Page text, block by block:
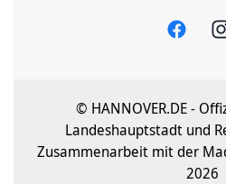
© HANNOVER.DE -
Landeshauptstadt und
Zusammenarbeit mit der
2026